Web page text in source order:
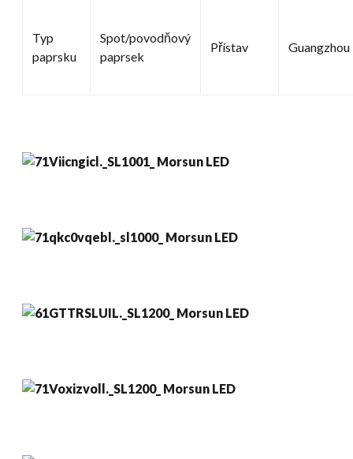
Typ
paprsku
Spot/povodňový
paprsek
Přístav Guangzhou